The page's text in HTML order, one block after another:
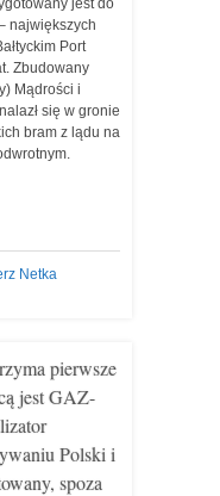
jest do
największych
Port
Zbudowany
Mądrości i
się w gronie
bram z lądu na
Netka
pierwsze
jest GAZ-
Polski i
spoza